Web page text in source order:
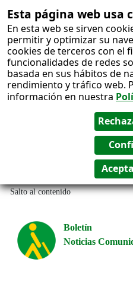
Esta página web usa
En esta web se sirven
permitir y optimizar su
cookies de terceros con el
funcionalidades de redes
basada en sus hábitos de
rendimiento y tráfico web.
información en nuestra
Salto al contenido
Boletín
Noticias